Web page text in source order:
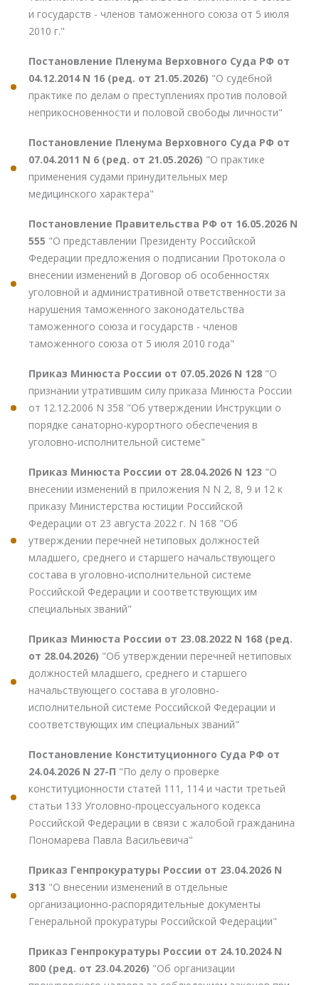
и государств - членов таможенного союза от 5 июля
2010 г."
Постановление Пленума Верховного Суда РФ от
04.12.2014 N 16 (ред. от 21.05.2026) "О судебной
практике по делам о преступлениях против половой
неприкосновенности и половой свободы личности"
Постановление Пленума Верховного Суда РФ от
07.04.2011 N 6 (ред. от 21.05.2026) "О практике
применения судами принудительных мер
медицинского характера"
Постановление Правительства РФ от 16.05.2026 N
555 "О представлении Президенту Российской
Федерации предложения о подписании Протокола о
внесении изменений в Договор об особенностях
уголовной и административной ответственности за
нарушения таможенного законодательства
таможенного союза и государств - членов
таможенного союза от 5 июля 2010 года"
Приказ Минюста России от 07.05.2026 N 128 "О
признании утратившим силу приказа Минюста России
от 12.12.2006 N 358 "Об утверждении Инструкции о
порядке санаторно-курортного обеспечения в
уголовно-исполнительной системе"
Приказ Минюста России от 28.04.2026 N 123 "О
внесении изменений в приложения N N 2, 8, 9 и 12 к
приказу Министерства юстиции Российской
Федерации от 23 августа 2022 г. N 168 "Об
утверждении перечней нетиповых должностей
младшего, среднего и старшего начальствующего
состава в уголовно-исполнительной системе
Российской Федерации и соответствующих им
специальных званий"
Приказ Минюста России от 23.08.2022 N 168 (ред.
от 28.04.2026) "Об утверждении перечней нетиповых
должностей младшего, среднего и старшего
начальствующего состава в уголовно-
исполнительной системе Российской Федерации и
соответствующих им специальных званий"
Постановление Конституционного Суда РФ от
24.04.2026 N 27-П "По делу о проверке
конституционности статей 111, 114 и части третьей
статьи 133 Уголовно-процессуального кодекса
Российской Федерации в связи с жалобой гражданина
Пономарева Павла Васильевича"
Приказ Генпрокуратуры России от 23.04.2026 N
313 "О внесении изменений в отдельные
организационно-распорядительные документы
Генеральной прокуратуры Российской Федерации"
Приказ Генпрокуратуры России от 24.10.2024 N
800 (ред. от 23.04.2026) "Об организации